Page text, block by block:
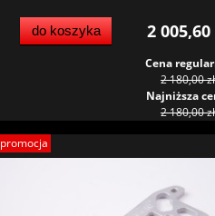
2 005,60
Cena
2 180,00 zł
Najniższa
2 180,00 zł
do koszyka
promocja